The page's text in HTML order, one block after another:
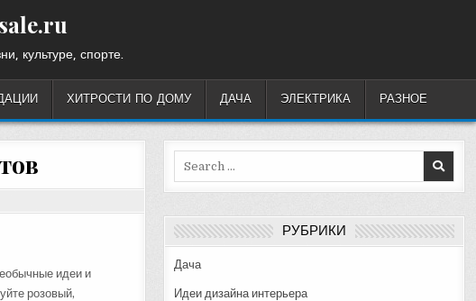
культуре, спорте.
ХИТРОСТИ ПО ДОМУ ДАЧА ЭЛЕКТРИКА РАЗНОЕ
идеи и
розовый,
РУБРИКИ
Дача
Идеи дизайна интерьера